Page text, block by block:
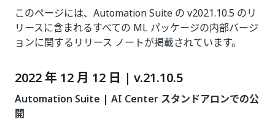
このページには、Automation Suite の v2021.10.5 のリ
リースに含まれるすべての ML パッケージの内部バージ
ョンに関するリリース ノートが掲載されています。
2022 年 12 月 12 日 | v.21.10.5
Automation Suite | AI Center スタンドアロンでの公
開